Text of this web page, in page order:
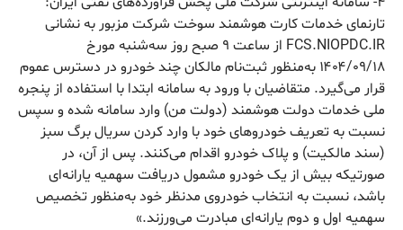
تارنمای خدمات کارت هوشمند سوخت شرکت مزبور به نشانی
FCS.NIOPDC.IR از ساعت ۹ صبح روز سه‌شنبه مورخ
۱۴۰۴/۰۹/۱۸ به‌منظور ثبت‌نام مالکان چند خودرو در دسترس عموم
قرار می‌گیرد. متقاضیان با ورود به سامانه ابتدا با استفاده از پنجره
ملی خدمات دولت هوشمند (دولت من) وارد سامانه شده و سپس
نسبت به تعریف خودروهای خود با وارد کردن سریال برگ سبز
(سند مالکیت) و پلاک خودرو اقدام می‌کنند. پس از آن، در
صورتیکه بیش از یک خودرو مشمول دریافت سهمیه یارانه‌ای
باشد، نسبت به انتخاب خودروی مدنظر خود به‌منظور تخصیص
سهمیه اول و دوم یارانه‌ای مبادرت می‌ورزند.»